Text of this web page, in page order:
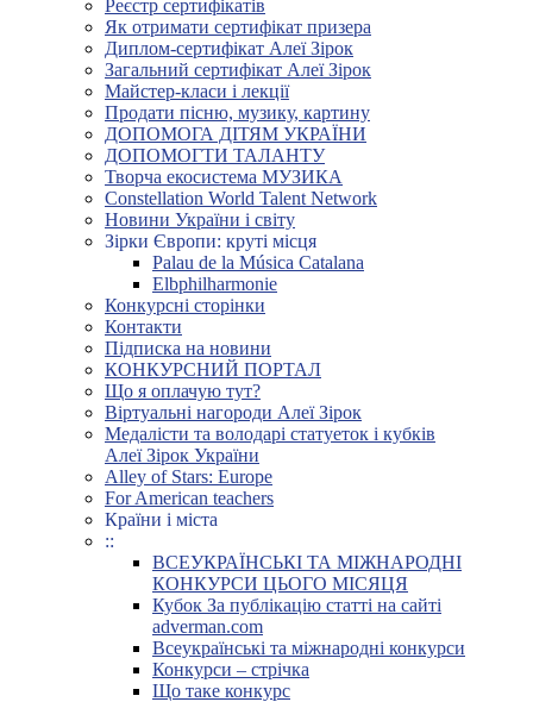
Реєстр сертифікатів
Як отримати сертифікат призера
Диплом-сертифікат Алеї Зірок
Загальний сертифікат Алеї Зірок
Майстер-класи і лекції
Продати пісню, музику, картину
ДОПОМОГА ДІТЯМ УКРАЇНИ
ДОПОМОГТИ ТАЛАНТУ
Творча екосистема МУЗИКА
Constellation World Talent Network
Новини України і світу
Зірки Європи: круті місця
Palau de la Música Catalana
Elbphilharmonie
Конкурсні сторінки
Контакти
Підписка на новини
КОНКУРСНИЙ ПОРТАЛ
Що я оплачую тут?
Віртуальні нагороди Алеї Зірок
Медалісти та володарі статуеток і кубків
Алеї Зірок України
Alley of Stars: Europe
For American teachers
Країни і міста
::
ВСЕУКРАЇНСЬКІ ТА МІЖНАРОДНІ
КОНКУРСИ ЦЬОГО МІСЯЦЯ
Кубок За публікацію статті на сайті
adverman.com
Всеукраїнські та міжнародні конкурси
Конкурси – стрічка
Що таке конкурс